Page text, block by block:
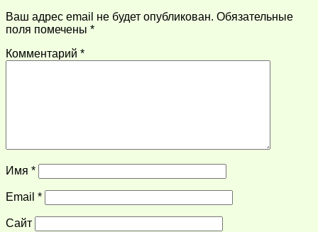
Ваш адрес email не будет опубликован. Обязательные
поля помечены *
Комментарий *
Имя *
Email *
Сайт